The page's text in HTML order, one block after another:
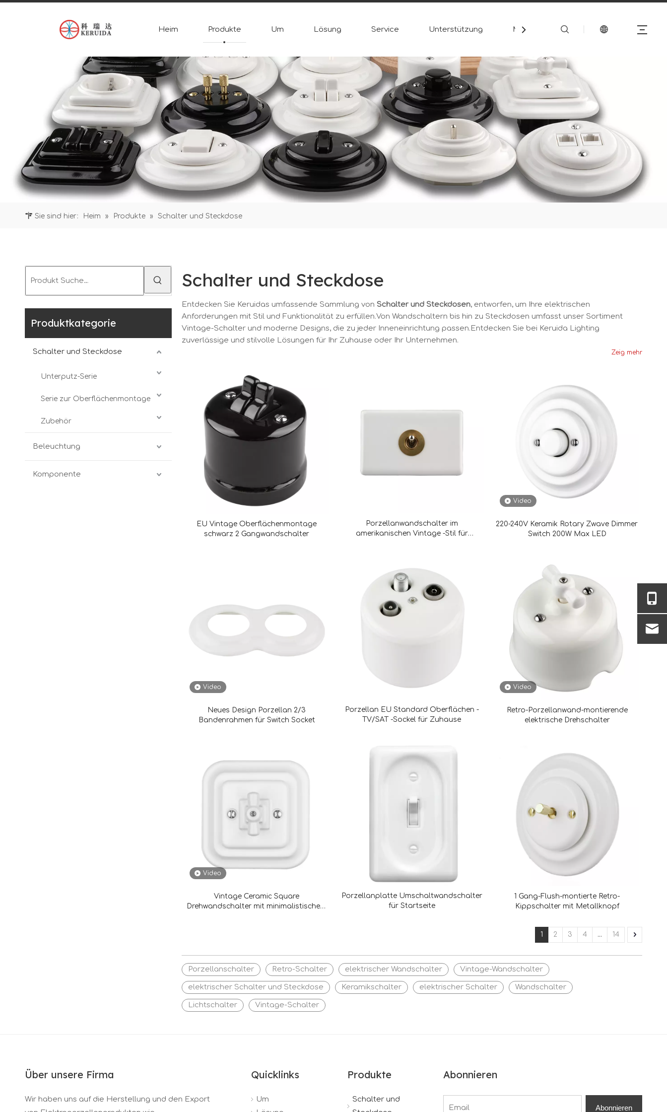
Heim Produkte Um Lösung Service Unterstützung Medien
Sie sind hier: Heim » Produkte » Schalter und Steckdose
Produktkategorie
Schalter und Steckdose
Unterputz-Serie
Serie zur Oberflächenmontage
Zubehör
Beleuchtung
Komponente
Schalter und Steckdose
Entdecken Sie Keruidas umfassende Sammlung von Schalter und Steckdosen, entworfen, um Ihre elektrischen
Anforderungen mit Stil und Funktionalität zu erfüllen.Von Wandschaltern bis hin zu Steckdosen umfasst unser Sortiment
Vintage-Schalter und moderne Designs, die zu jeder Inneneinrichtung passen.Entdecken Sie bei Keruida Lighting
zuverlässige und stilvolle Lösungen für Ihr Zuhause oder Ihr Unternehmen.
Zeig mehr
EU Vintage Oberflächenmontage
schwarz 2 Gangwandschalter
Porzellanwandschalter im
amerikanischen Vintage -Stil für
Video
220-240V Keramik Rotary Zwave Dimmer
Switch 200W Max LED
Video
Neues Design Porzellan 2/3
Bandenrahmen für Switch Socket
Porzellan EU Standard Oberflächen -
TV/SAT -Sockel für Zuhause
Video
Retro-Porzellanwand-montierende
elektrische Drehschalter
Video
Vintage Ceramic Square
Drehwandschalter mit minimalistischem
Porzellanplatte Umschaltwandschalter
für Startseite
1 Gang-Flush-montierte Retro-
Kippschalter mit Metallknopf
1 2 3 4 ... 14
Porzellanschalter Retro-Schalter elektrischer Wandschalter Vintage-Wandschalter
elektrischer Schalter und Steckdose Keramikschalter elektrischer Schalter Wandschalter
Lichtschalter Vintage-Schalter
Über unsere Firma
Wir haben uns auf die Herstellung und den Export
Quicklinks
Um
Produkte
Schalter und
Abonnieren
Abonnieren